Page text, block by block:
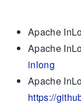
Apache
Apache
inlong
Apache
https://